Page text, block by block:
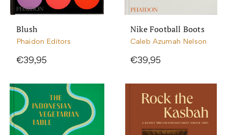
Blush
Phaidon Editors
€39,95
Nike Football Boots
Caleb Azumah Nelson
€39,95